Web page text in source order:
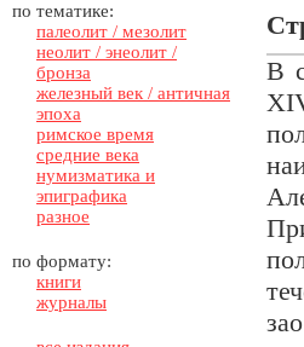
по тематике:
палеолит / мезолит
неолит / энеолит /
бронза
железный век / античная
эпоха
римское время
средние века
нумизматика и
эпиграфика
разное
по формату:
книги
журналы
В